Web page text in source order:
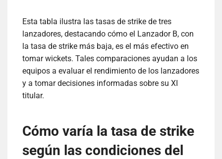
Esta tabla ilustra las tasas de strike de tres
lanzadores, destacando cómo el Lanzador B, con
la tasa de strike más baja, es el más efectivo en
tomar wickets. Tales comparaciones ayudan a los
equipos a evaluar el rendimiento de los lanzadores
y a tomar decisiones informadas sobre su XI
titular.
Cómo varía la tasa de strike
según las condiciones del